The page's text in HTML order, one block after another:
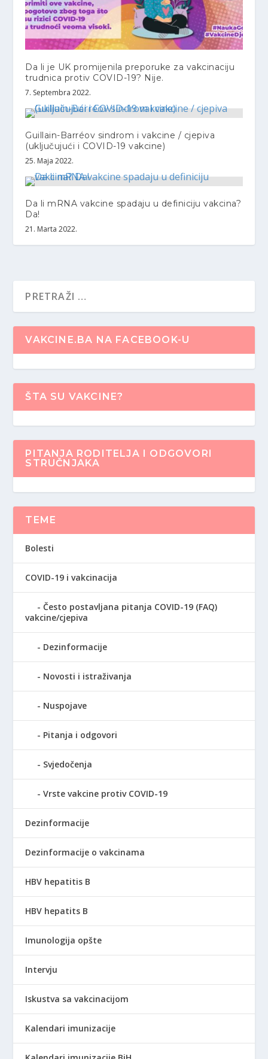
Da li je UK promijenila preporuke za vakcinaciju
trudnica protiv COVID-19? Nije.
7. Septembra 2022.
Guillain-Barréov sindrom i vakcine / cjepiva
(uključujući i COVID-19 vakcine)
25. Maja 2022.
Da li mRNA vakcine spadaju u definiciju vakcina?
Da!
21. Marta 2022.
VAKCINE.BA NA FACEBOOK-U
ŠTA SU VAKCINE?
PITANJA RODITELJA I ODGOVORI
STRUČNJAKA
TEME
Bolesti
COVID-19 i vakcinacija
Često postavljana pitanja COVID-19 (FAQ)
vakcine/cjepiva
Dezinformacije
Novosti i istraživanja
Nuspojave
Pitanja i odgovori
Svjedočenja
Vrste vakcine protiv COVID-19
Dezinformacije
Dezinformacije o vakcinama
HBV hepatitis B
HBV hepatits B
Imunologija opšte
Intervju
Iskustva sa vakcinacijom
Kalendari imunizacije